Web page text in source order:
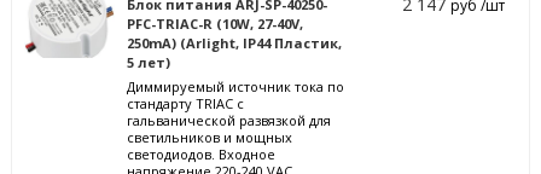
Блок питания ARJ-SP-40250-
PFC-TRIAC-R (10W, 27-40V,
250mA) (Arlight, IP44 Пластик,
5 лет)
Диммируемый источник тока по
стандарту TRIAC с
гальванической развязкой для
светильников и мощных
светодиодов. Входное
2 147руб /шт